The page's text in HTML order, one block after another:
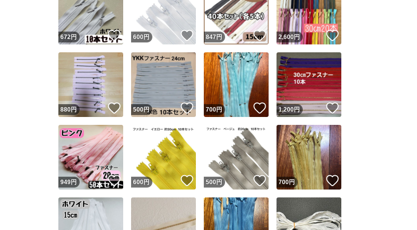
672円 いいね！
600 円 いいね！
847 円 いいね！
2,600 円
880円 いいね！
500円 いいね！
700円 いいね！
1,200円
949円 いいね！
600 円 いいね！
500 円 いいね！
700円